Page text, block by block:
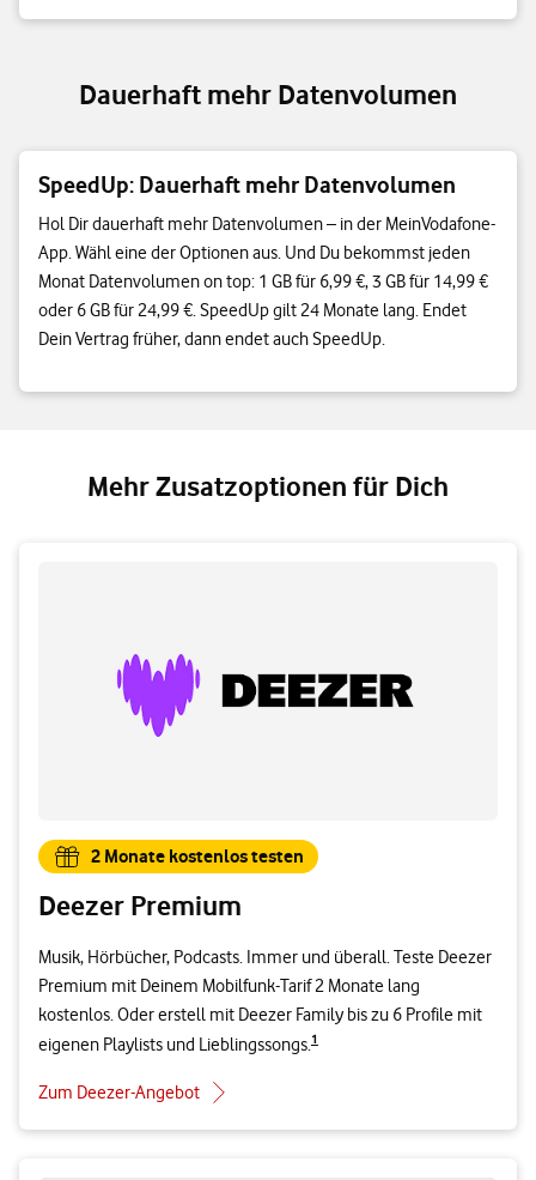
Dauerhaft mehr Datenvolumen
SpeedUp: Dauerhaft mehr Datenvolumen
Hol Dir dauerhaft mehr Datenvolumen – in der MeinVodafone-
App. Wähl eine der Optionen aus. Und Du bekommst jeden
Monat Datenvolumen on top: 1 GB für 6,99 €, 3 GB für 14,99 €
oder 6 GB für 24,99 €. SpeedUp gilt 24 Monate lang. Endet
Dein Vertrag früher, dann endet auch SpeedUp.
Mehr Zusatzoptionen für Dich
2 Monate kostenlos testen
Deezer Premium
Musik, Hörbücher, Podcasts. Immer und überall. Teste Deezer
Premium mit Deinem Mobilfunk-Tarif 2 Monate lang
kostenlos. Oder erstell mit Deezer Family bis zu 6 Profile mit
eigenen Playlists und Lieblingssongs.1
Zum Deezer-Angebot